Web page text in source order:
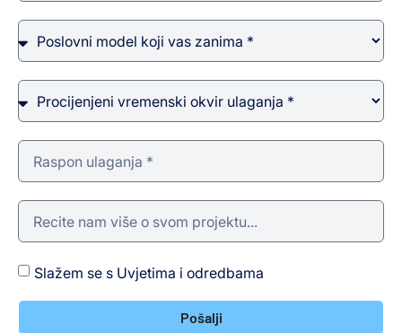
Slažem se s Uvjetima i odredbama
Pošalji